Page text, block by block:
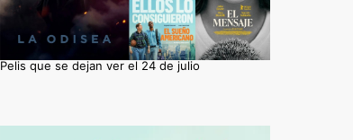
Pelis que se dejan ver el 24 de julio